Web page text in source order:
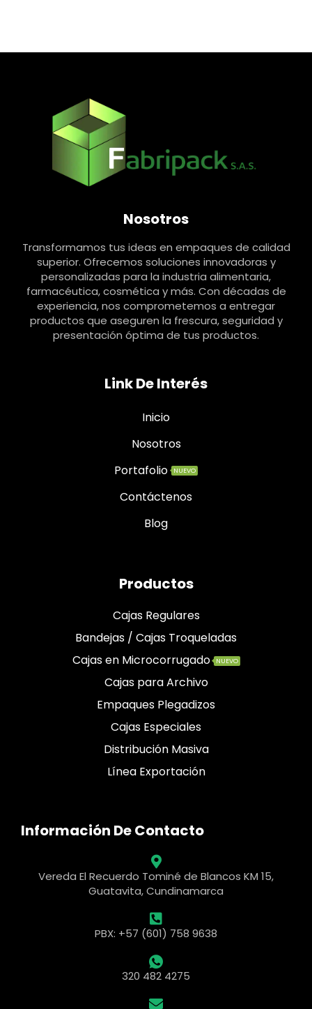
Nosotros
Transformamos tus ideas en empaques de calidad
superior. Ofrecemos soluciones innovadoras y
personalizadas para la industria alimentaria,
farmacéutica, cosmética y más. Con décadas de
experiencia, nos comprometemos a entregar
productos que aseguren la frescura, seguridad y
presentación óptima de tus productos.
Link De Interés
Inicio
Nosotros
Portafolio
NUEVO
Contáctenos
Blog
Productos
Cajas Regulares
Bandejas / Cajas Troqueladas
Cajas en Microcorrugado
NUEVO
Cajas para Archivo
Empaques Plegadizos
Cajas Especiales
Distribución Masiva
Línea Exportación
Información De Contacto
Vereda El Recuerdo Tominé de Blancos KM 15,
Guatavita, Cundinamarca
PBX: +57 (601) 758 9638
320 482 4275